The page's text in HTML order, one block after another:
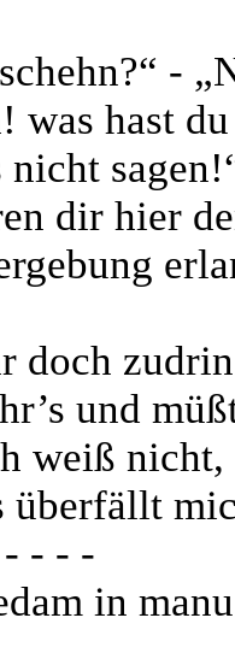
-
was hast
nicht
dir hier
doch
und
weiß nicht,
überfällt
- - -
in